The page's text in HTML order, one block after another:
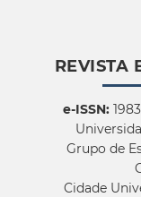
REVISTA
e-ISSN:
Grupo de
Cidade